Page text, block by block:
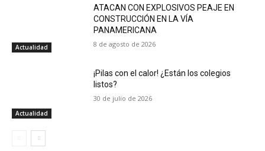
Actualidad
ATACAN CON EXPLOSIVOS PEAJE EN
CONSTRUCCIÓN EN LA VÍA
PANAMERICANA
8 de agosto de 2026
Actualidad
¡Pilas con el calor! ¿Están los colegios
listos?
30 de julio de 2026